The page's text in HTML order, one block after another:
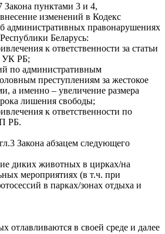
Закона пунктами 3 и 4,
изменений в Кодекс
административных правонарушениях
Беларусь:
к ответственности за статьи
УК РБ;
по административным
преступлениям за жестокое
а именно – увеличение размера
лишения свободы;
к ответственности по
РБ.
Закона абзацем следующего
диких животных в цирках/на
мероприятиях (в т.ч. при
в парках/зонах отдыха и
отлавливаются в своей среде и далее